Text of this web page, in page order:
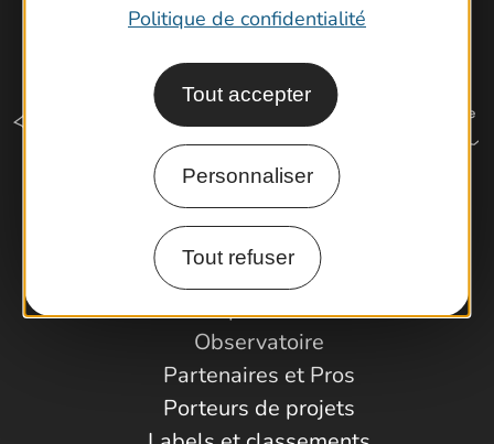
Politique de confidentialité
Tout accepter
Personnaliser
Tout refuser
Comment venir ?
Espace Pro
Observatoire
Partenaires et Pros
Porteurs de projets